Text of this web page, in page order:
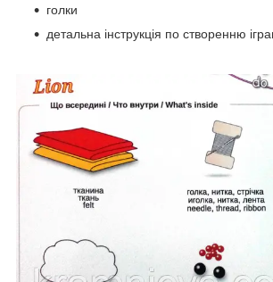
голки
детальна інструкція по створенню